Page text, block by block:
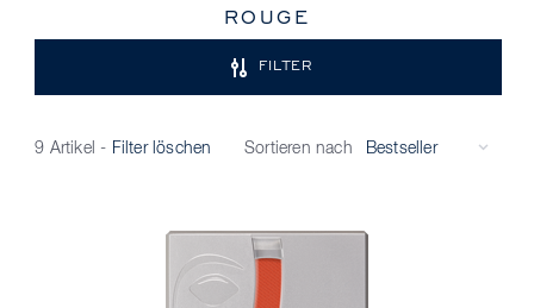
ROUGE
FILTER
9 Artikel - Filter löschen Sortieren nach